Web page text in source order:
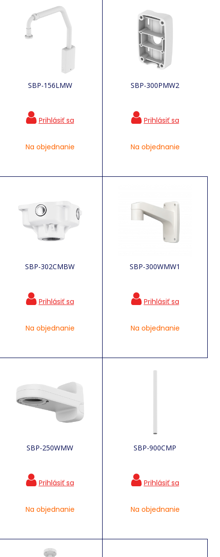
SBP-156LMW
Na objednanie
SBP-300PMW2
Na objednanie
SBP-302CMBW
Na objednanie
SBP-300WMW1
Na objednanie
SBP-250WMW
Na objednanie
SBP-900CMP
Na objednanie